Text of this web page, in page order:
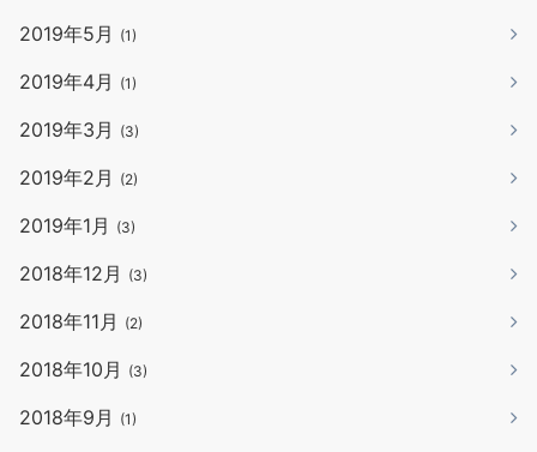
2019年5月 (1)
2019年4月 (1)
2019年3月 (3)
2019年2月 (2)
2019年1月 (3)
2018年12月 (3)
2018年11月 (2)
2018年10月 (3)
2018年9月 (1)